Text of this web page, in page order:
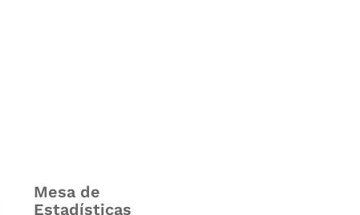
Mesa de
Estadísticas